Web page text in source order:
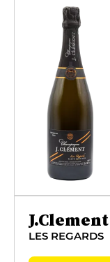
J.Clement
LES REGARDS